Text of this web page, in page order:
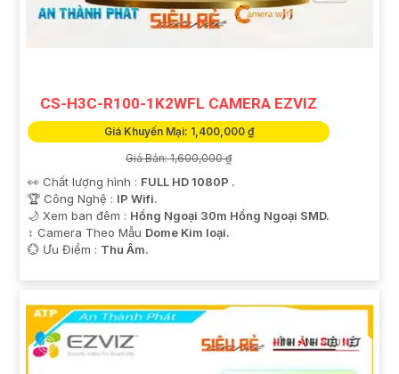
CS-H3C-R100-1K2WFL CAMERA EZVIZ
Giá Khuyến Mại: 1,400,000 ₫
Giá Bán: 1,600,000 ₫
👀 Chất lượng hình : FULL HD 1080P .
🏆 Công Nghệ : IP Wifi.
🌙 Xem ban đêm : Hồng Ngoại 30m Hồng Ngoại SMD.
↕️ Camera Theo Mẫu Dome Kim loại.
️💮 Ưu Điểm : Thu Âm.